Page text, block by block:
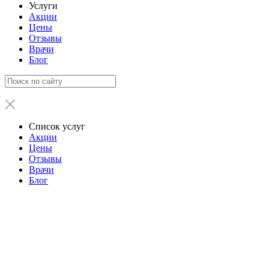
Услуги
Акции
Цены
Отзывы
Врачи
Блог
Список услуг
Акции
Цены
Отзывы
Врачи
Блог